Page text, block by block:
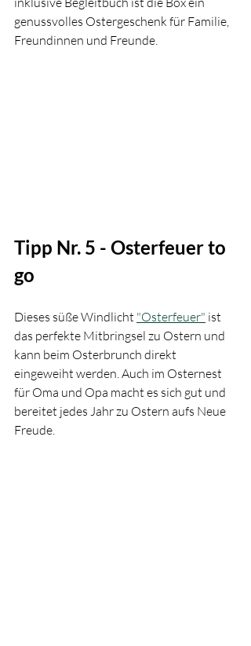
genussvolles Ostergeschenk für Familie,
Freundinnen und Freunde.
Tipp Nr. 5 - Osterfeuer to
go
Dieses süße Windlicht "Osterfeuer" ist
das perfekte Mitbringsel zu Ostern und
kann beim Osterbrunch direkt
eingeweiht werden. Auch im Osternest
für Oma und Opa macht es sich gut und
bereitet jedes Jahr zu Ostern aufs Neue
Freude.